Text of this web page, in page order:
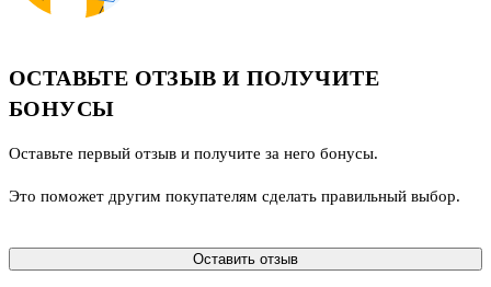
ОСТАВЬТЕ ОТЗЫВ И ПОЛУЧИТЕ
БОНУСЫ
Оставьте первый отзыв и получите за него бонусы.
Это поможет другим покупателям сделать правильный выбор.
Оставить отзыв